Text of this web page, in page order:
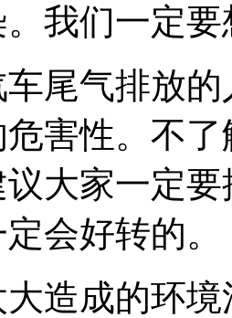
我们一定
尾气排放
害性。不
大家一定
会好转的。
造成的环